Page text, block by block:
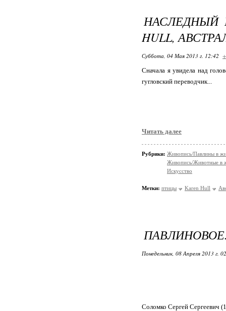
НАСЛЕДНЫЙ
HULL,
Суббота, 04 Мая 2013 г. 12:42
Сначала я увидела над
гугловский переводчик...
Читать далее
Рубрики: Живопись/Павлины в
Живопись/Животные в
Искусство
Метки: птицы Karen Hull
Понедельник, 08 Апреля 2013 г.
Соломко Сергей Сергеевич